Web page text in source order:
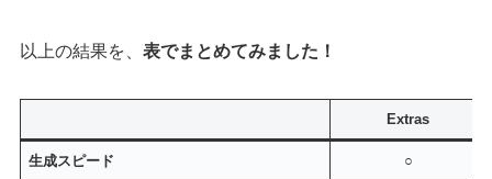
以上の結果を、表でまとめてみました！
Extras
生成スピード ○